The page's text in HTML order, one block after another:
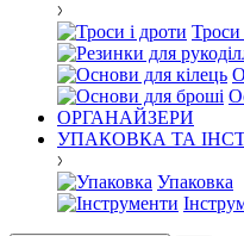
Троси
ОРГАНАЙЗЕРИ
УПАКОВКА ТА
Упаковка